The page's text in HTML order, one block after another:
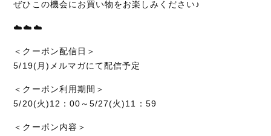
ぜひこの機会にお買い物をお楽しみください♪
☁️☁️☁️
＜クーポン配信日＞
5/19(月)メルマガにて配信予定
＜クーポン利用期間＞
5/20(火)12：00～5/27(火)11：59
＜クーポン内容＞